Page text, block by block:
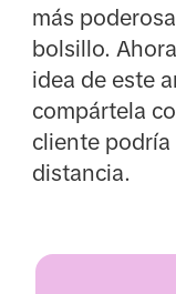
más
bolsillo.
idea de este
compártela
cliente podría
distancia.